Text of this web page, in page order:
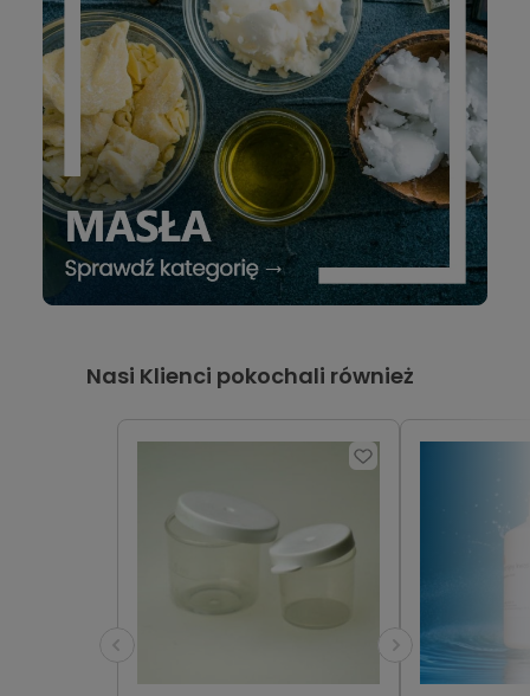
Nasi Klienci pokochali również